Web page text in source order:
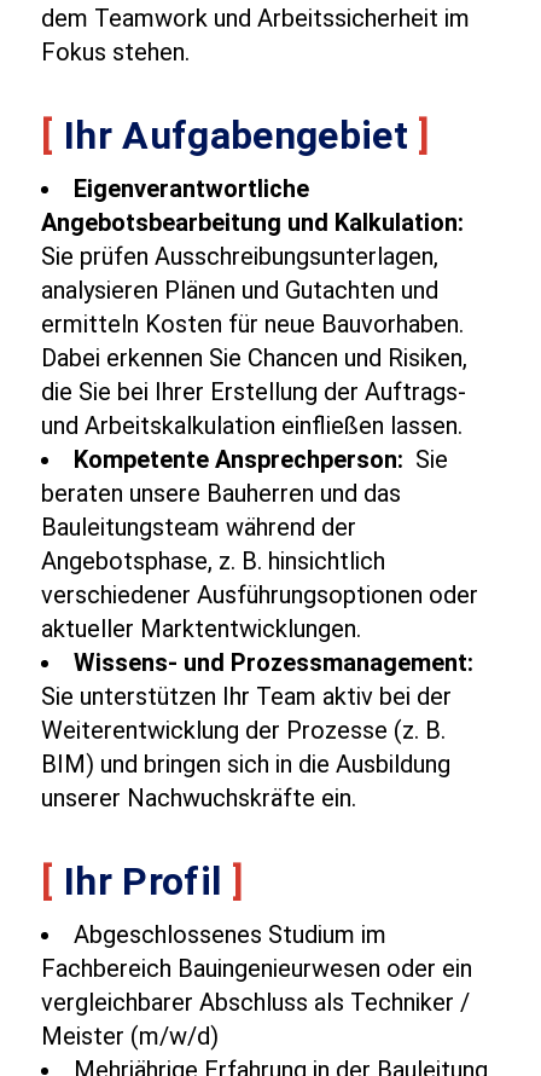
dem Teamwork und Arbeitssicherheit im
Fokus stehen.
[ Ihr Aufgabengebiet ]
Eigenverantwortliche
Angebotsbearbeitung und Kalkulation:
Sie prüfen Ausschreibungsunterlagen,
analysieren Plänen und Gutachten und
ermitteln Kosten für neue Bauvorhaben.
Dabei erkennen Sie Chancen und Risiken,
die Sie bei Ihrer Erstellung der Auftrags-
und Arbeitskalkulation einfließen lassen.
Kompetente Ansprechperson: Sie
beraten unsere Bauherren und das
Bauleitungsteam während der
Angebotsphase, z. B. hinsichtlich
verschiedener Ausführungsoptionen oder
aktueller Marktentwicklungen.
Wissens- und Prozessmanagement:
Sie unterstützen Ihr Team aktiv bei der
Weiterentwicklung der Prozesse (z. B.
BIM) und bringen sich in die Ausbildung
unserer Nachwuchskräfte ein.
[ Ihr Profil ]
Abgeschlossenes Studium im
Fachbereich Bauingenieurwesen oder ein
vergleichbarer Abschluss als Techniker /
Meister (m/w/d)
Mehrjährige Erfahrung in der Bauleitung